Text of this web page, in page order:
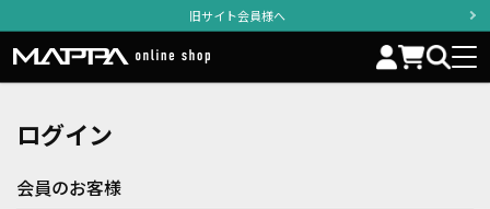
旧サイト会員様へ
ログイン
会員のお客様